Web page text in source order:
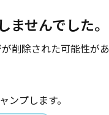
せんでした。
削除された可能性があ
ンプします。